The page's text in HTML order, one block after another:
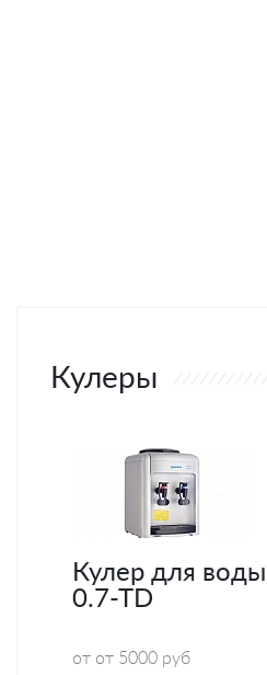
Кулеры
Кулер для
0.7-TD
от от 5000 руб